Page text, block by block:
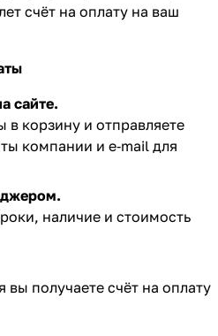
счёт на оплату на ваш
сайте.
в корзину и отправляете
компании и e‑mail для
наличие и стоимость
получаете счёт на оплату